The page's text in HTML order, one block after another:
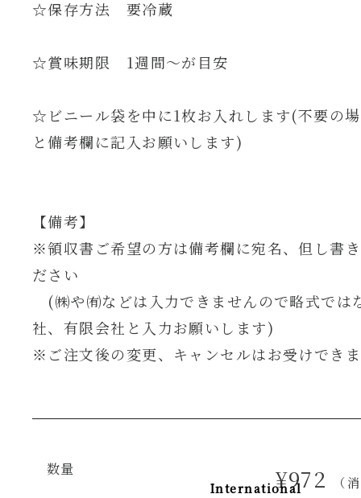
☆保存方法 要冷蔵
☆賞味期限 1週間～が目安
☆ビニール袋を中に1枚お入れします(不要の
と備考欄に記入お願いします)
【備考】
※領収書ご希望の方は備考欄に宛名、但し書
ださい
(㈱や㈲などは入力できませんので略式では
社、有限会社と入力お願いします)
※ご注文後の変更、キャンセルはお受けでき
数量 ¥972 （
International